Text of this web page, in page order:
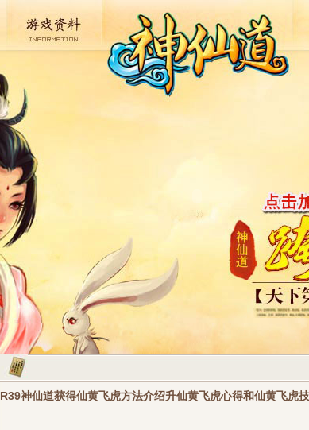
R39神仙道获得仙黄飞虎方法介绍升仙黄飞虎心得和仙黄飞虎